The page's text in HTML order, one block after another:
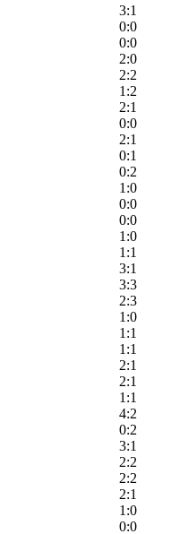
3:1
0:0
0:0
2:0
2:2
1:2
2:1
0:0
2:1
0:1
0:2
1:0
0:0
0:0
1:0
1:1
3:1
3:3
2:3
1:0
1:1
1:1
2:1
2:1
1:1
4:2
0:2
3:1
2:2
2:2
2:1
1:0
0:0